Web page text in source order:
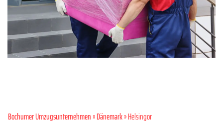
Bochumer Umzugsunternehmen»Dänemark» Helsingor